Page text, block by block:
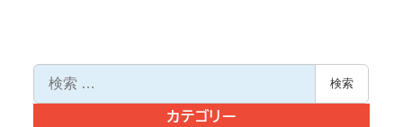
検
索
検索
カテゴリー